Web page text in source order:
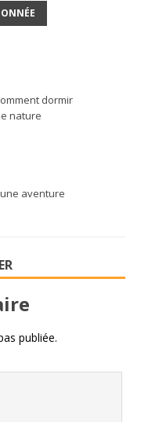
dormir
nature
aventure
publiée.